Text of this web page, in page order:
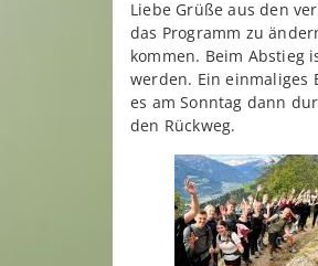
Liebe Grüße aus den
das Programm zu
kommen. Beim Abstieg
werden. Ein einmaliges
es am Sonntag dann
den Rückweg.